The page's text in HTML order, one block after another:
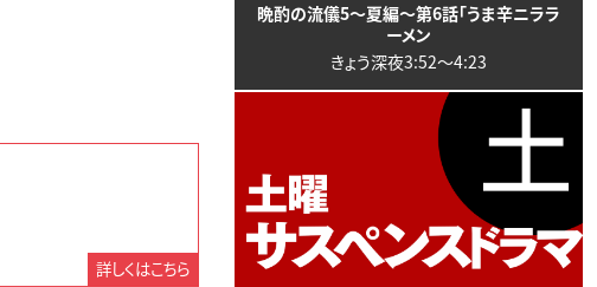
詳しくはこちら
晩酌の流儀5～夏編～第6話「うま辛ニララ
ーメン
きょう深夜3:52〜4:23